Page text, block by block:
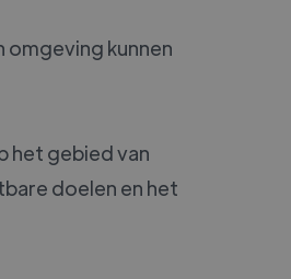
omgeving kunnen
het gebied van
doelen en het